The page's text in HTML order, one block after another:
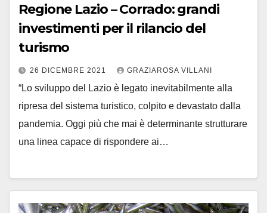
Regione Lazio – Corrado: grandi
investimenti per il rilancio del
turismo
26 DICEMBRE 2021 GRAZIAROSA VILLANI
“Lo sviluppo del Lazio è legato inevitabilmente alla
ripresa del sistema turistico, colpito e devastato dalla
pandemia. Oggi più che mai è determinante strutturare
una linea capace di rispondere ai…